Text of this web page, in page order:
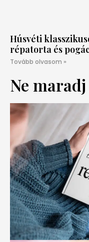
Húsvéti
répatorta és
Tovább olvasom »
Ne